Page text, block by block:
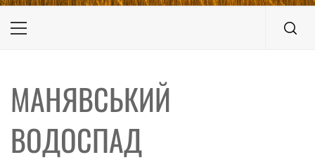
Primary
МАНЯВСЬКИЙ
ВОДОСПАД